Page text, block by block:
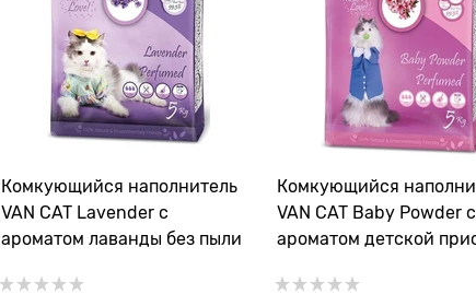
Комкующийся наполнитель
VAN CAT Lavender с
ароматом лаванды без пыли
Комкующийся
VAN CAT Baby Powder с
ароматом детской